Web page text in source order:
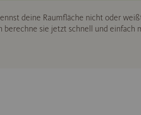
deine Raumfläche nicht oder
berechne sie jetzt schnell und einfach